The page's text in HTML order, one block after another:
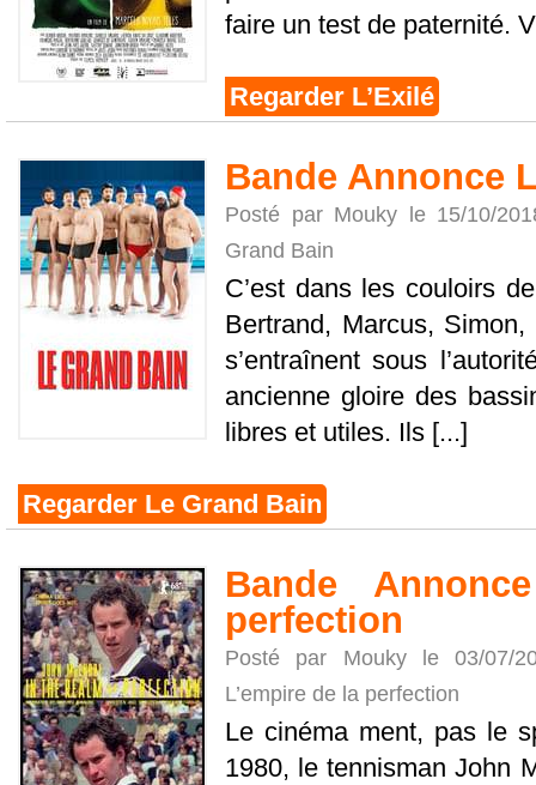
faire un test de paternité.
Regarder L’Exilé
Bande Annonce
Posté par Mouky le 15/10/
Grand Bain
C’est dans les couloirs
Bertrand, Marcus,
s’entraînent sous
ancienne gloire des
libres et utiles. Ils [...]
Regarder Le Grand Bain
Bande
perfection
Posté par Mouky le 03/07/
L’empire de la perfection
Le cinéma ment, pas le
1980, le tennisman John